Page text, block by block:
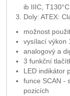
ib IIIC,
Doly: ATEX:
možnost
vysílací výkon
analogový a
3 funkční
LED indikátor
funce SCAN -
pozicích